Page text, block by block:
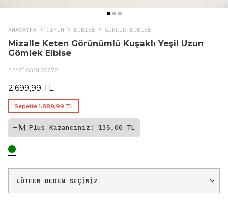
ANASAYFA GIYIM ELBISE GÜNLÜK ELBISE
Mizalle Keten Görünümlü Kuşaklı Yeşil Uzun
Gömlek Elbise
M2MZ1030120278
2.699,99 TL
Sepette 1.889,99 TL
Plus Kazancınız: 135,00 TL